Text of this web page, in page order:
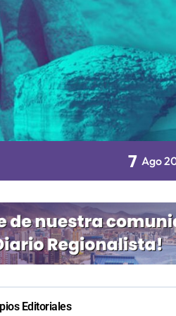
evalúa el Gobierno
laborales
la “Ley Mordaza 2.0”
7 Ago
Editoriales